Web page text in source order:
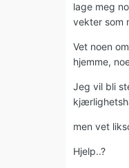
lage meg
vekter som
Vet noen
hjemme,
Jeg vil bli
men vet
Hjelp..?